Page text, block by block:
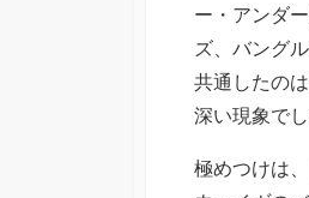
ー・アンダ
ズ、バング
共通したの
深い現象でし
極めつけは